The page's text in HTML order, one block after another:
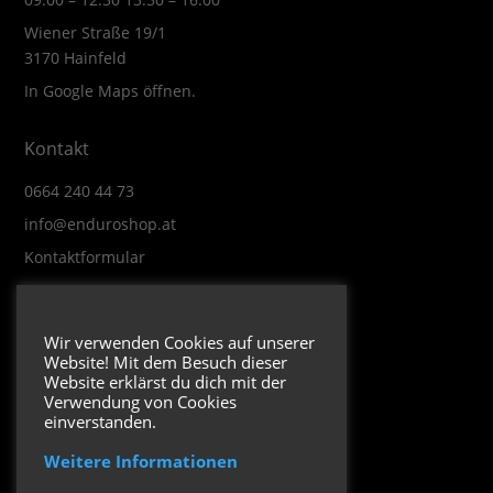
Wiener Straße 19/1
3170 Hainfeld
In Google Maps öffnen.
Kontakt
0664 240 44 73
info@enduroshop.at
Kontaktformular
Impressum
Datenschutzerklärung
Folge uns
Wir verwenden Cookies auf unserer
Website! Mit dem Besuch dieser
Website erklärst du dich mit der
Verwendung von Cookies
einverstanden.
Weitere Informationen